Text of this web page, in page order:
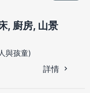
, 廚房, 山景
與孩童)
詳情